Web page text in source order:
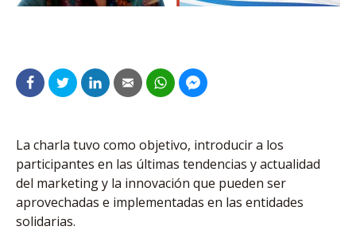
La charla tuvo como objetivo, introducir a los
participantes en las últimas tendencias y actualidad
del marketing y la innovación que pueden ser
aprovechadas e implementadas en las entidades
solidarias.